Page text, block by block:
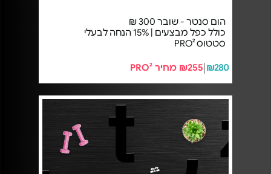
הום סנטר - שובר 300 ₪
כולל כפל מבצעים | 15% הנחה לבעלי
סטטוס PRO²
₪280 ₪255 מחיר PRO²